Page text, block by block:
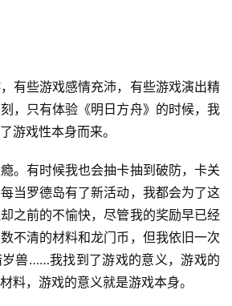
有些游戏感情充沛，有些游戏演出精
，只有体验《明日方舟》的时候，我
游戏性本身而来。
。有时候我也会抽卡抽到破防，卡关
当罗德岛有了新活动，我都会为了这
之前的不愉快，尽管我的奖励早已经
不清的材料和龙门币，但我依旧一次
兽……我找到了游戏的意义，游戏的
料，游戏的意义就是游戏本身。